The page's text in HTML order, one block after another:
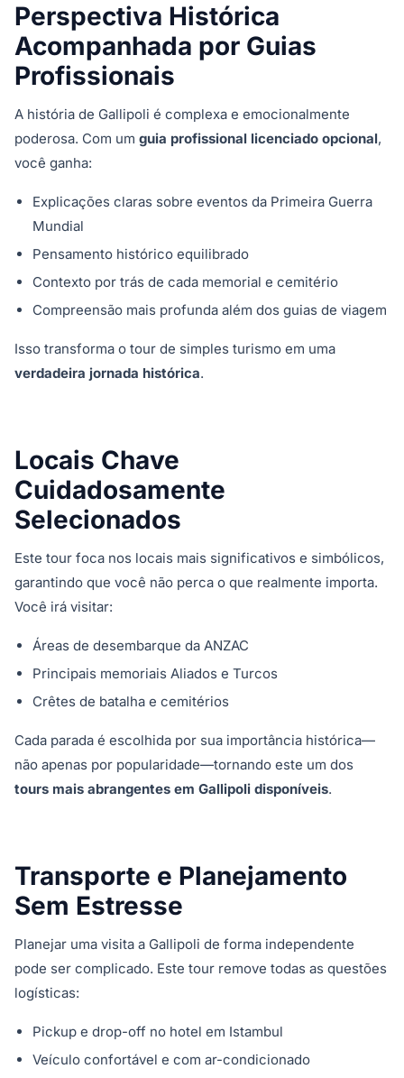
Perspectiva Histórica
Acompanhada por Guias
Profissionais
A história de Gallipoli é complexa e emocionalmente
poderosa. Com um guia profissional licenciado opcional,
você ganha:
Explicações claras sobre eventos da Primeira Guerra
Mundial
Pensamento histórico equilibrado
Contexto por trás de cada memorial e cemitério
Compreensão mais profunda além dos guias de viagem
Isso transforma o tour de simples turismo em uma
verdadeira jornada histórica.
Locais Chave
Cuidadosamente
Selecionados
Este tour foca nos locais mais significativos e simbólicos,
garantindo que você não perca o que realmente importa.
Você irá visitar:
Áreas de desembarque da ANZAC
Principais memoriais Aliados e Turcos
Crêtes de batalha e cemitérios
Cada parada é escolhida por sua importância histórica—
não apenas por popularidade—tornando este um dos
tours mais abrangentes em Gallipoli disponíveis.
Transporte e Planejamento
Sem Estresse
Planejar uma visita a Gallipoli de forma independente
pode ser complicado. Este tour remove todas as questões
logísticas:
Pickup e drop-off no hotel em Istambul
Veículo confortável e com ar-condicionado